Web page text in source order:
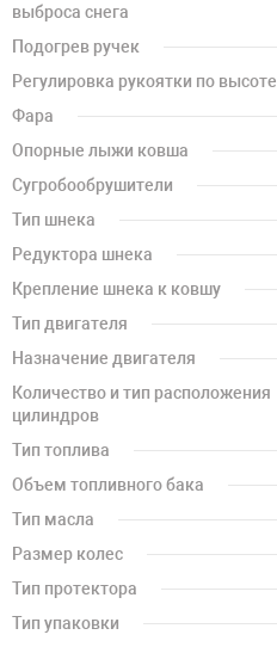
выброса снега
Подогрев ручек
Регулировка рукоятки по высоте
Фара
Опорные лыжи ковша
Сугробообрушители
Тип шнека
Редуктора шнека
Крепление шнека к ковшу
Тип двигателя
Назначение двигателя
Количество и тип расположения
цилиндров
Тип топлива
Объем топливного бака
Тип масла
Размер колес
Тип протектора
Тип упаковки